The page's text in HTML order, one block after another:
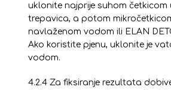
uklonite najprije suhom četkicom
trepavica, a potom
navlaženom vodom ili ELAN
Ako koristite pjenu, uklonite je
vodom.
4.2.4 Za fiksiranje rezultata